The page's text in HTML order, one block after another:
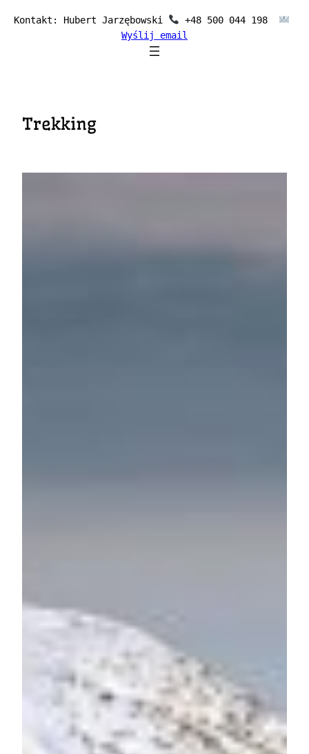
Przejdź
Kontakt: Hubert Jarzębowski
+48 500 044 198
Wyślij email
Trekking